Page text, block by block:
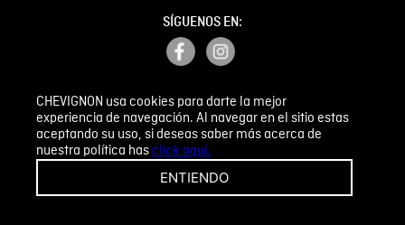
CHEVIGNON usa cookies para darte la mejor
experiencia de navegación. Al navegar en el sitio estas
aceptando su uso, si deseas saber más acerca de
nuestra política hasclick aquí.
ENTIENDO
SÍGUENOS EN:
PETICIONES, QUEJAS Y RECLAMOS
¡CAMBIOS Y DEVOLUCIONES FÁCILES!